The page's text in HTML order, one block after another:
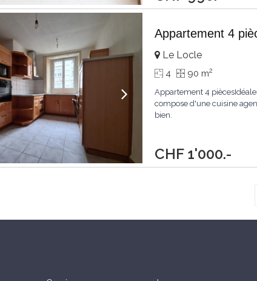
Appartement 4
CHF 1'000.-
Le Locle
4 90 m2
Appartement 4
compose d'une cuisine
bien.